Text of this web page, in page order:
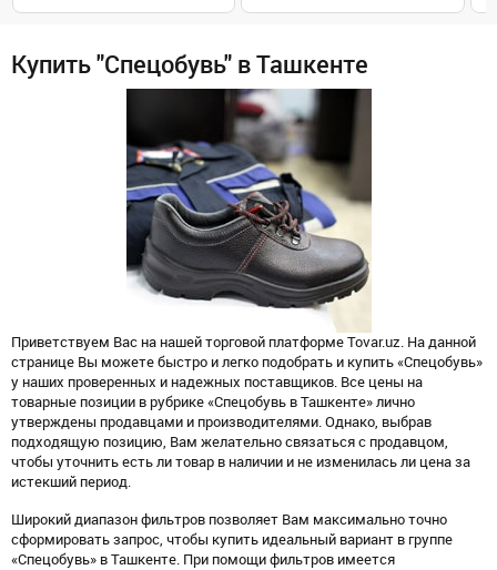
Купить "Спецобувь" в Ташкенте
Приветствуем Вас на нашей торговой платформе Tovar.uz. На данной
странице Вы можете быстро и легко подобрать и купить «Спецобувь»
у наших проверенных и надежных поставщиков. Все цены на
товарные позиции в рубрике «Спецобувь в Ташкенте» лично
утверждены продавцами и производителями. Однако, выбрав
подходящую позицию, Вам желательно связаться с продавцом,
чтобы уточнить есть ли товар в наличии и не изменилась ли цена за
истекший период.
Широкий диапазон фильтров позволяет Вам максимально точно
сформировать запрос, чтобы купить идеальный вариант в группе
«Спецобувь» в Ташкенте. При помощи фильтров имеется